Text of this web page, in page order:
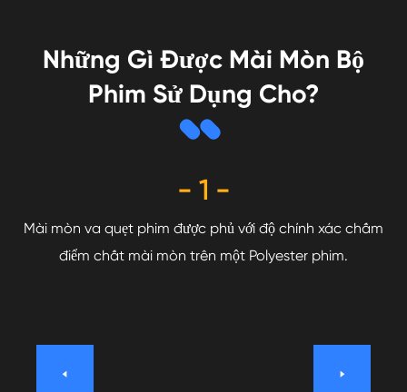
Những Gì Được Mài Mòn Bộ
Phim Sử Dụng Cho?
- 1 -
Mài mòn va quẹt phim được phủ với độ chính xác chấm
điểm chất mài mòn trên một Polyester phim.

